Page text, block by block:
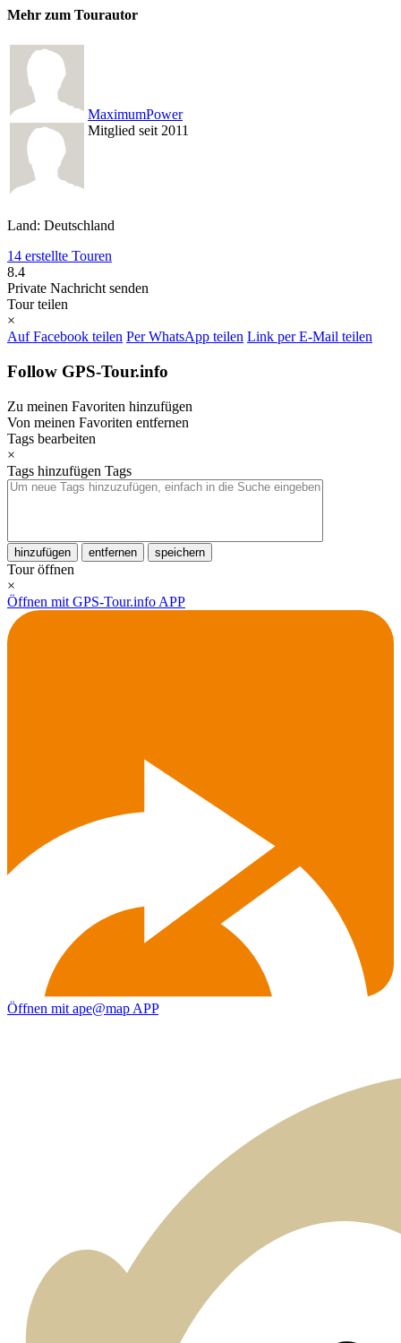
Mehr zum Tourautor
MaximumPower
Mitglied seit 2011
Land: Deutschland
14 erstellte Touren
8.4
Private Nachricht senden
Tour teilen
×
Auf Facebook teilen Per WhatsApp teilen Link per E-Mail teilen
Follow GPS-Tour.info
Zu meinen Favoriten hinzufügen
Von meinen Favoriten entfernen
Tags bearbeiten
×
Tags hinzufügen Tags
hinzufügen entfernen speichern
Tour öffnen
×
Öffnen mit GPS-Tour.info APP
Öffnen mit ape@map APP